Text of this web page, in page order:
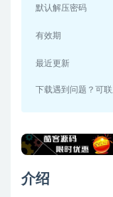
默认解压密码
有效期
最近更新
下载遇到问题？可
介绍